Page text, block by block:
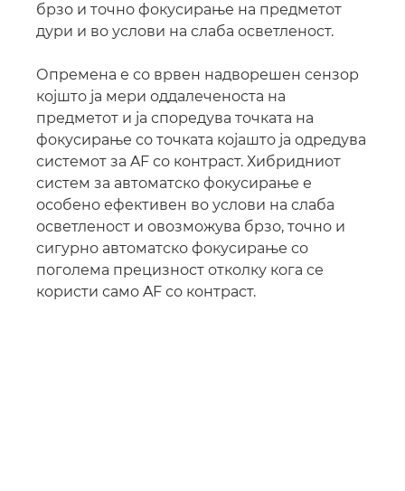
брзо и точно фокусирање на предметот
дури и во услови на слаба осветленост.
Опремена е со врвен надворешен сензор
којшто ја мери оддалеченоста на
предметот и ја споредува точката на
фокусирање со точката којашто ја одредува
системот за AF со контраст. Хибридниот
систем за автоматско фокусирање е
особено ефективен во услови на слаба
осветленост и овозможува брзо, точно и
сигурно автоматско фокусирање со
поголема прецизност отколку кога се
користи само AF со контраст.